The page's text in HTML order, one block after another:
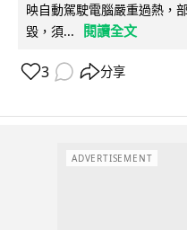
映自動駕駛電腦嚴重過熱，
毀，須...
閱讀全文
3 分享
ADVERTISEMENT